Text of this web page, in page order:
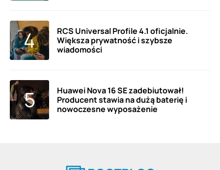
RCS Universal Profile 4.1 oficjalnie.
Większa prywatność i szybsze
wiadomości
Huawei Nova 16 SE zadebiutował!
Producent stawia na dużą baterię i
nowoczesne wyposażenie